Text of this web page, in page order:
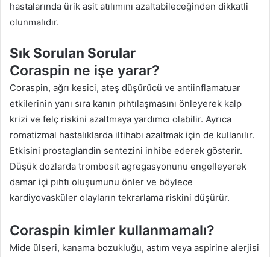
hastalarında ürik asit atılımını azaltabileceğinden dikkatli
olunmalıdır.
Sık Sorulan Sorular
Coraspin ne işe yarar?
Coraspin, ağrı kesici, ateş düşürücü ve antiinflamatuar
etkilerinin yanı sıra kanın pıhtılaşmasını önleyerek kalp
krizi ve felç riskini azaltmaya yardımcı olabilir. Ayrıca
romatizmal hastalıklarda iltihabı azaltmak için de kullanılır.
Etkisini prostaglandin sentezini inhibe ederek gösterir.
Düşük dozlarda trombosit agregasyonunu engelleyerek
damar içi pıhtı oluşumunu önler ve böylece
kardiyovasküler olayların tekrarlama riskini düşürür.
Coraspin kimler kullanmamalı?
Mide ülseri, kanama bozukluğu, astım veya aspirine alerjisi